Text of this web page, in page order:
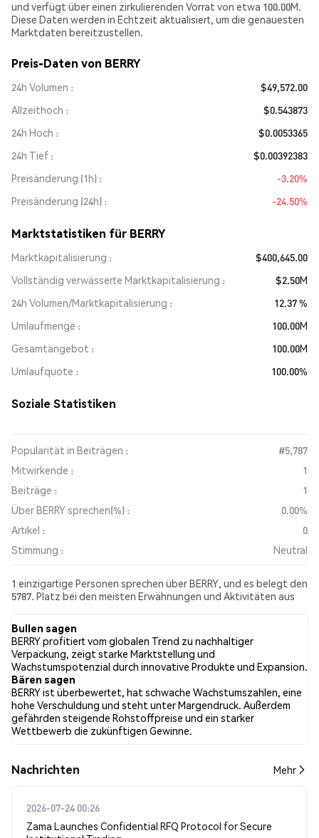
und verfügt über einen zirkulierenden Vorrat von etwa 100.00M.
Diese Daten werden in Echtzeit aktualisiert, um die genauesten
Marktdaten bereitzustellen.
Preis-Daten von BERRY
24h Volumen
$49,572.00
Allzeithoch
$0.543873
24h Hoch
$0.0053365
24h Tief
$0.00392383
Preisänderung (1h)
-3.20%
Preisänderung (24h)
-24.50%
Marktstatistiken für BERRY
Marktkapitalisierung
$400,645.00
Vollständig verwässerte Marktkapitalisierung
$2.50M
24h Volumen/Marktkapitalisierung
12.37 %
Umlaufmenge
100.00M
Gesamtangebot
100.00M
Umlaufquote
100.00%
Soziale Statistiken
Popularität in Beiträgen :
#5,787
Mitwirkende :
1
Beiträge :
1
Über BERRY sprechen(%) :
0.00%
Artikel :
0
Stimmung :
Neutral
1 einzigartige Personen sprechen über BERRY, und es belegt den
5787. Platz bei den meisten Erwähnungen und Aktivitäten aus
Stimmung gegenüber BERRY in allen sozialen Medien Neutral.
Schließlich wurden 0 Nachrichtenartikel über BERRY
veröffentlicht. Auf Twitter hatten 0.00% der Tweets eine
bullishe Stimmung im Vergleich zu 0.00% der Tweets mit einer
bärischen Stimmung über BERRY. 100.00% der Tweets waren
neutral gegenüber BERRY. Diese Stimmungen basieren auf 1
Tweets.
Bullen sagen
BERRY profitiert vom globalen Trend zu nachhaltiger
Verpackung, zeigt starke Marktstellung und
Wachstumspotenzial durch innovative Produkte und Expansion.
Bären sagen
BERRY ist überbewertet, hat schwache Wachstumszahlen, eine
hohe Verschuldung und steht unter Margendruck. Außerdem
gefährden steigende Rohstoffpreise und ein starker
Wettbewerb die zukünftigen Gewinne.
Nachrichten Mehr
2026-07-24 00:26
Zama Launches Confidential RFQ Protocol for Secure